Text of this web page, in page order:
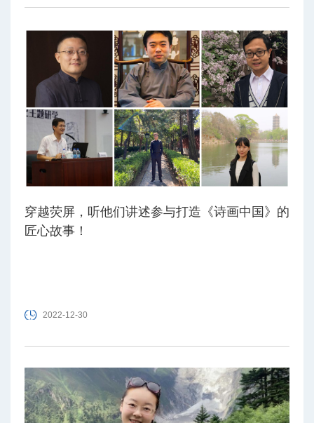
就：字画碑帖等文物的考据和鉴定，以及古代文献、典章制度
养，造就了他极具特色的、中国化的语言文字学。
穿越荧屏，听他们讲述参与打造《诗画中国》的
匠心故事！
2022-12-30